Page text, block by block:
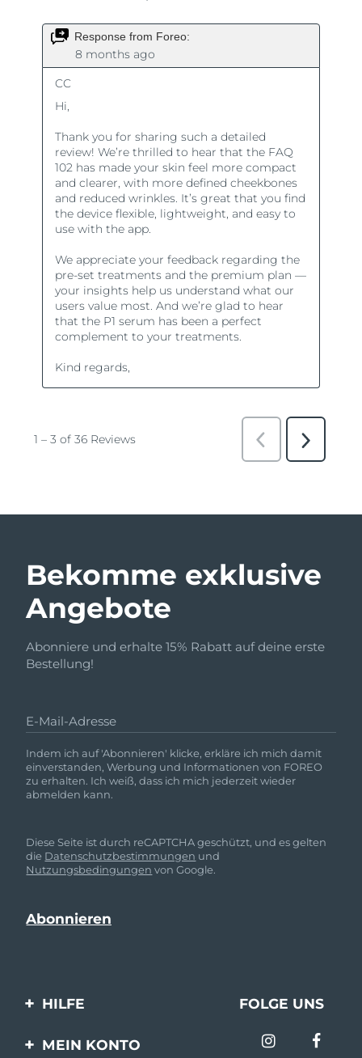
Bekomme exklusive
Angebote
Abonniere und erhalte 15% Rabatt auf deine erste
Bestellung!
E-Mail-Adresse
Indem ich auf 'Abonnieren' klicke, erkläre ich mich damit
einverstanden, Werbung und Informationen von FOREO
zu erhalten. Ich weiß, dass ich mich jederzeit wieder
abmelden kann.
Diese Seite ist durch reCAPTCHA geschützt, und es gelten
die Datenschutzbestimmungen und
Nutzungsbedingungen von Google.
HILFE
Kontaktiere uns
FOLGE UNS
MEIN KONTO